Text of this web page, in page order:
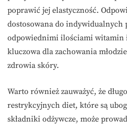
poprawić jej elastyczność.
dostosowana do indywidualnych
odpowiednimi ilościami witamin
kluczowa dla zachowania
zdrowia skóry.
Warto również zauważyć, że
restrykcyjnych diet, które są
składniki odżywcze, może